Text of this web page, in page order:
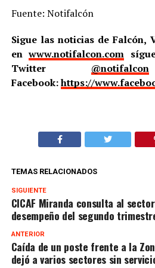
Fuente: Notifalcón
Sigue las noticias de Falcón,
enwww.notifalcon.com
Twitter @notifalcon
Facebook:https://
TEMAS RELACIONADOS
SIGUIENTE
CICAF Miranda consulta al
desempeño del segundo
ANTERIOR
Caída de un poste frente a la
dejó a varios sectores sin